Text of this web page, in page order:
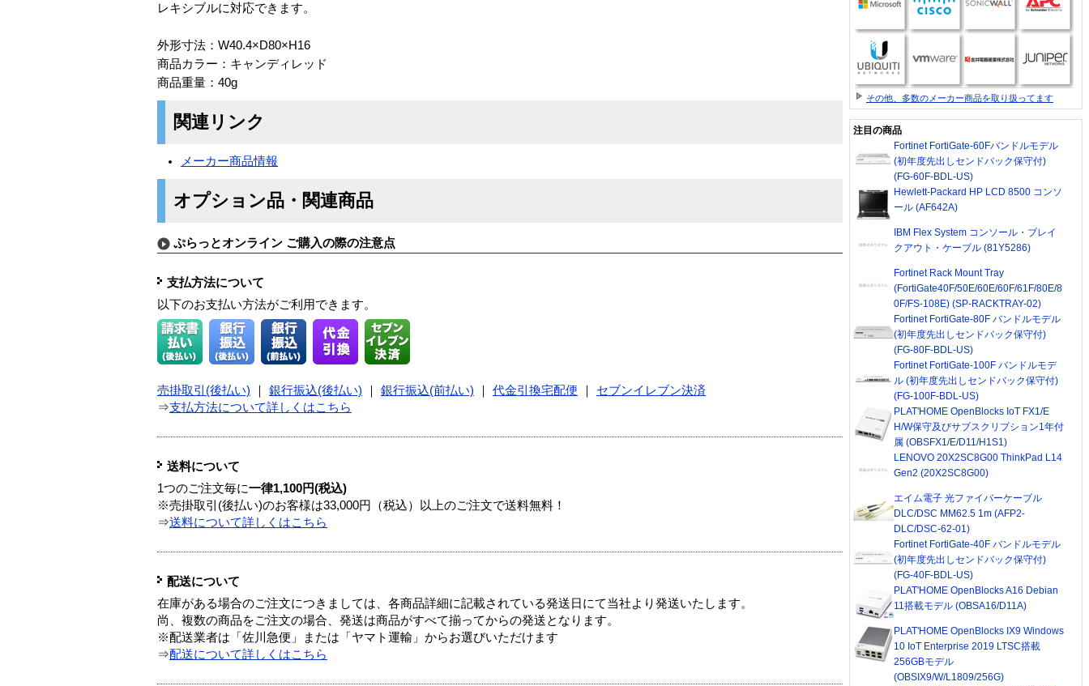
レキシブルに対応できます。
外形寸法：W40.4×D80×H16
商品カラー：キャンディレッド
商品重量：40g
関連リンク
メーカー商品情報
オプション品・関連商品
ぷらっとオンライン ご購入の際の注意点
支払方法について
以下のお支払い方法がご利用できます。
売掛取引(後払い) 銀行振込(後払い) 銀行振込(前払い) 代金引換宅配便
セブンイレブン決済
⇒支払方法について詳しくはこちら
送料について
1つのご注文毎に一律1,100円(税込)
※売掛取引(後払い)のお客様は33,000円（税込）以上のご注文で送料無料！
⇒送料について詳しくはこちら
配送について
在庫がある場合のご注文につきましては、各商品詳細に記載されている発送日にて当社より発送いたします。
尚、複数の商品をご注文の場合、発送は商品がすべて揃ってからの発送となります。
※配送業者は「佐川急便」または「ヤマト運輸」からお選びいただけます
⇒配送について詳しくはこちら
その他、多数のメーカー商品を取り扱ってます
注目の商品
Fortinet FortiGate-60Fバンドルモデル
(初年度先出しセンドバック保守付)
(FG-60F-BDL-US)
Hewlett-Packard HP LCD 8500 コンソ
ール (AF642A)
IBM Flex System コンソール・ブレイ
クアウト・ケーブル (81Y5286)
Fortinet Rack Mount Tray
(FortiGate40F/50E/60E/60F/61F/80E/8
0F/FS-108E) (SP-RACKTRAY-02)
Fortinet FortiGate-80F バンドルモデル
(初年度先出しセンドバック保守付)
(FG-80F-BDL-US)
Fortinet FortiGate-100F バンドルモデ
ル (初年度先出しセンドバック保守付)
(FG-100F-BDL-US)
PLAT'HOME OpenBlocks IoT FX1/E
H/W保守及びサブスクリプション1年付
属 (OBSFX1/E/D11/H1S1)
LENOVO 20X2SC8G00 ThinkPad L14
Gen2 (20X2SC8G00)
エイム電子 光ファイバーケーブル
DLC/DSC MM62.5 1m (AFP2-
DLC/DSC-62-01)
Fortinet FortiGate-40F バンドルモデル
(初年度先出しセンドバック保守付)
(FG-40F-BDL-US)
PLAT'HOME OpenBlocks A16 Debian
11搭載モデル (OBSA16/D11A)
PLAT'HOME OpenBlocks IX9 Windows
10 IoT Enterprise 2019 LTSC搭載
256GBモデル
(OBSIX9/W/L1809/256G)